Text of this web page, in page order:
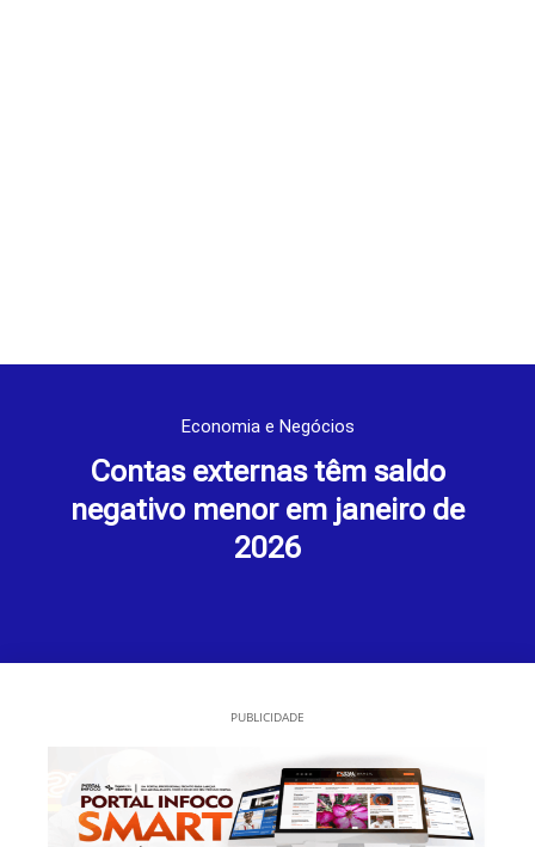
Economia e Negócios
Contas externas têm saldo
negativo menor em janeiro de
2026
PUBLICIDADE